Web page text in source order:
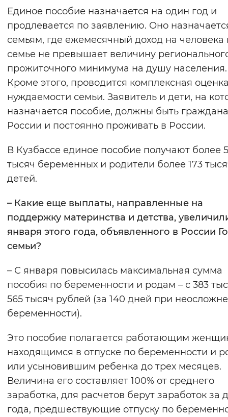
Единое пособие назначается на один год и
продлевается по заявлению. Оно
семьям, где ежемесячный доход на человека
семье не превышает величину
прожиточного минимума на душу населения.
Кроме этого, проводится комплексная
нуждаемости семьи. Заявитель и дети, на
назначается пособие, должны быть
России и постоянно проживать в России.
В Кузбассе единое пособие получают более 5
тысяч беременных и родители более 173
детей.
– Какие еще выплаты, направленные на
поддержку материнства и детства,
января этого года, объявленного в России
семьи?
– С января повысилась максимальная сумма
пособия по беременности и родам – с 383
565 тысяч рублей (за 140 дней при
беременности).
Это пособие полагается работающим
находящимся в отпуске по беременности и
или усыновившим ребенка до трех месяцев.
Величина его составляет 100% от среднего
заработка, для расчетов берут заработок за
года, предшествующие отпуску по